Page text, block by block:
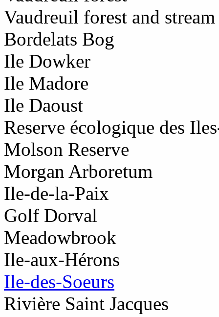
Vaudreuil forest and stream
Bordelats Bog
Ile Dowker
Ile Madore
Ile Daoust
Reserve écologique des
Molson Reserve
Morgan Arboretum
Ile-de-la-Paix
Golf Dorval
Meadowbrook
Ile-aux-Hérons
Ile-des-Soeurs
Rivière Saint Jacques